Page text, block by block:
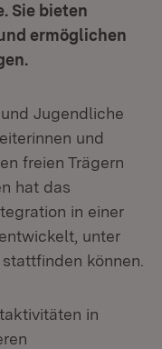
Sie bieten
ermöglichen
Jugendliche
und
freien Trägern
hat das
in einer
unter
können.
in